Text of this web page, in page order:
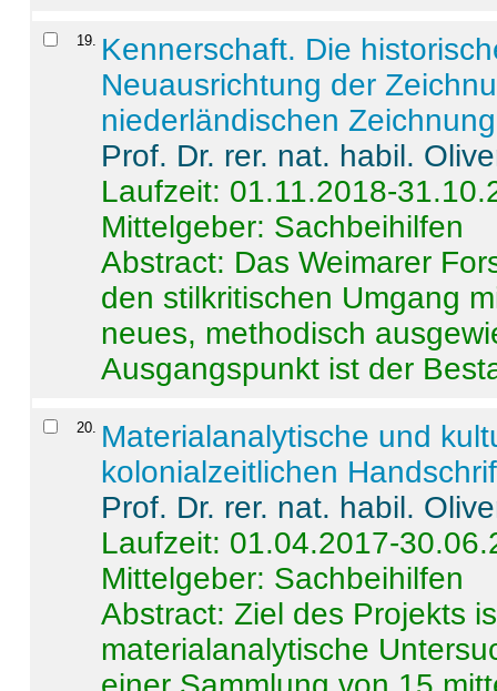
19
Kennerschaft. Die
Neuausrichtung der
niederländischen
Prof. Dr. rer. nat. habil.
Laufzeit: 01.11.2018-
Mittelgeber: Sachbeihilfen
Abstract: Das Weimarer
den stilkritischen Umgang
neues, methodisch
Ausgangspunkt ist der
20
Materialanalytische und
kolonialzeitlichen
Prof. Dr. rer. nat. habil.
Laufzeit: 01.04.2017-
Mittelgeber: Sachbeihilfen
Abstract:Ziel des Projekts
materialanalytische